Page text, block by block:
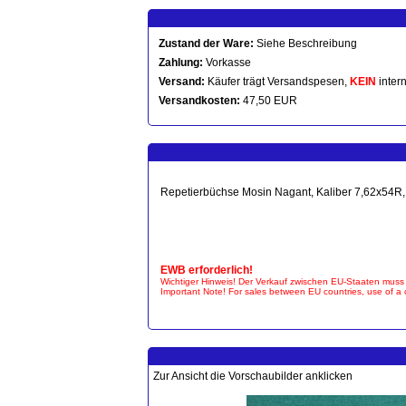
Zustand der Ware: Siehe Beschreibung
Zahlung: Vorkasse
Versand: Käufer trägt Versandspesen, KEIN
Versandkosten: 47,50 EUR
Repetierbüchse Mosin Nagant, Kaliber
EWB erforderlich!
Wichtiger Hinweis! Der Verkauf zwischen EU-Staaten
Important Note! For sales between EU countries, use of a
Zur Ansicht die Vorschaubilder anklicken